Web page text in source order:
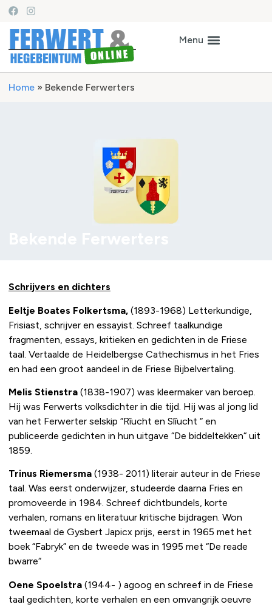
Home » Bekende Ferwerters
Schrijvers en dichters
Eeltje Boates Folkertsma, (1893-1968) Letterkundige,
Frisiast, schrijver en essayist. Schreef taalkundige
fragmenten, essays, kritieken en gedichten in de Friese
taal. Vertaalde de Heidelbergse Cathechismus in het Fries
en had een groot aandeel in de Friese Bijbelvertaling.
Melis Stienstra (1838-1907) was kleermaker van beroep.
Hij was Ferwerts volksdichter in die tijd. Hij was al jong lid
van het Ferwerter selskip “Rîucht en Slîucht “ en
publiceerde gedichten in hun uitgave “De biddeltekken“ uit
1859.
Trinus Riemersma (1938- 2011) literair auteur in de Friese
taal. Was eerst onderwijzer, studeerde daarna Fries en
promoveerde in 1984. Schreef dichtbundels, korte
verhalen, romans en literatuur kritische bijdragen. Won
tweemaal de Gysbert Japicx prijs, eerst in 1965 met het
boek “Fabryk” en de tweede was in 1995 met “De reade
bwarre“
Oene Spoelstra (1944- ) agoog en schreef in de Friese
taal gedichten, korte verhalen en een omvangrijk oeuvre